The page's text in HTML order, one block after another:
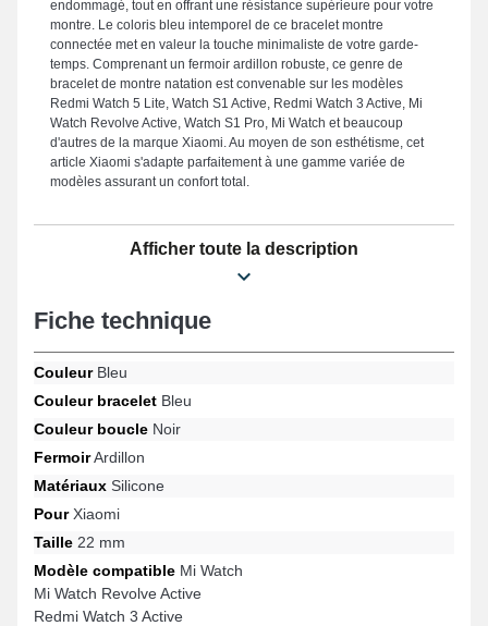
endommagé, tout en offrant une résistance supérieure pour votre
montre. Le coloris bleu intemporel de ce bracelet montre
connectée met en valeur la touche minimaliste de votre garde-
temps. Comprenant un fermoir ardillon robuste, ce genre de
bracelet de montre natation est convenable sur les modèles
Redmi Watch 5 Lite, Watch S1 Active, Redmi Watch 3 Active, Mi
Watch Revolve Active, Watch S1 Pro, Mi Watch et beaucoup
d'autres de la marque Xiaomi. Au moyen de son esthétisme, cet
article Xiaomi s'adapte parfaitement à une gamme variée de
modèles assurant un confort total.
Afficher toute la description
Fiche technique
CouleurBleu
Couleur bracelet Bleu
Couleur boucle Noir
FermoirArdillon
Matériaux Silicone
PourXiaomi
Taille 22 mm
Modèle compatible Mi Watch
Mi Watch Revolve Active
Redmi Watch 3 Active